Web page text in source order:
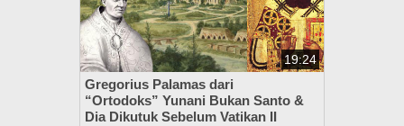
19:24
Gregorius Palamas dari
“Ortodoks” Yunani Bukan Santo &
Dia Dikutuk Sebelum Vatikan II